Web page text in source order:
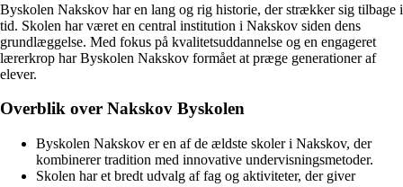
Byskolen Nakskov har en lang og rig historie, der strækker sig tilbage i
tid. Skolen har været en central institution i Nakskov siden dens
grundlæggelse. Med fokus på kvalitetsuddannelse og en engageret
lærerkrop har Byskolen Nakskov formået at præge generationer af
elever.
Overblik over Nakskov Byskolen
Byskolen Nakskov er en af de ældste skoler i Nakskov, der
kombinerer tradition med innovative undervisningsmetoder.
Skolen har et bredt udvalg af fag og aktiviteter, der giver